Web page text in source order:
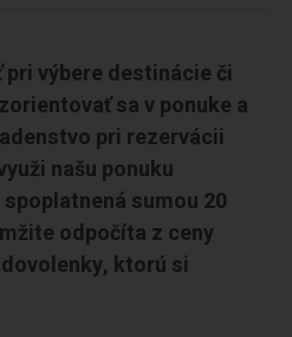
výbere destinácie či
sa v ponuke a
pri rezervácii
našu ponuku
sumou 20
odpočíta z ceny
ktorú si